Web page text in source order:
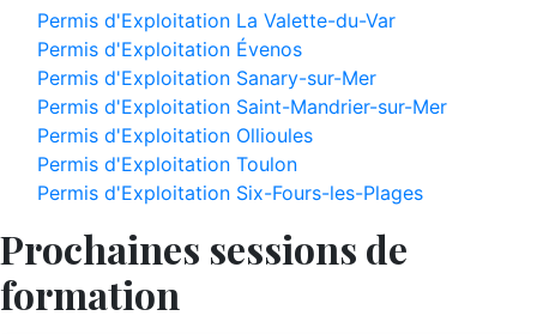
Permis d'Exploitation La Valette-du-Var
Permis d'Exploitation Évenos
Permis d'Exploitation Sanary-sur-Mer
Permis d'Exploitation Saint-Mandrier-sur-Mer
Permis d'Exploitation Ollioules
Permis d'Exploitation Toulon
Permis d'Exploitation Six-Fours-les-Plages
Prochaines sessions de
formation